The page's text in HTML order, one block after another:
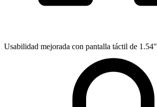
Usabilidad mejorada con pantalla táctil de 1.54"